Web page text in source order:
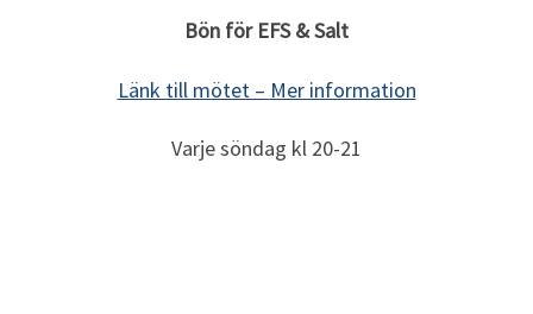
Bön för EFS & Salt
Länk till mötet – Mer information
Varje söndag kl 20-21